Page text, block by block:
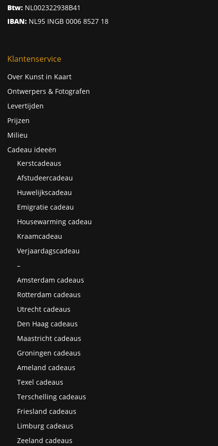
Btw: NL002322938B41
IBAN: NL95 INGB 0006 8527 18
Klantenservice
Over Kunst in Kaart
Ontwerpers & Fotografen
Levertijden
Prijzen
Milieu
Cadeau ideeën
Kerstcadeaus
Afstudeercadeau
Huwelijkscadeau
Emigratie cadeau
Housewarming cadeau
Kraamcadeau
Verjaardagscadeau
–
Amsterdam cadeaus
Rotterdam cadeaus
Utrecht cadeaus
Den Haag cadeaus
Maastricht cadeaus
Groningen cadeaus
Ameland cadeaus
Texel cadeaus
Terschelling cadeaus
Friesland cadeaus
Limburg cadeaus
Zeeland cadeaus